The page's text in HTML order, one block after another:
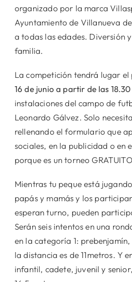
organizado por la marca
Ayuntamiento de Villanueva
a todas las edades. Diversión
familia.
La competición tendrá lugar el
16 de junio a partir de las
instalaciones del campo de
Leonardo Gálvez. Solo
rellenando el formulario que
sociales, en la publicidad o en
porque es un torneo
Mientras tu peque está
papás y mamás y los
esperan turno, pueden
Serán seis intentos en una
en la categoría 1:
la distancia es de 11metros. Y
infantil, cadete, juvenil y